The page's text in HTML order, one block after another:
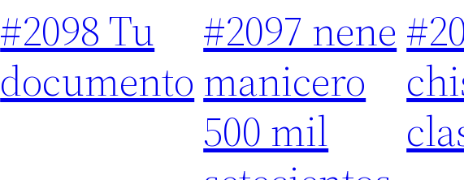
#2098 Tu
documento
#2097 nene
manicero
500 mil